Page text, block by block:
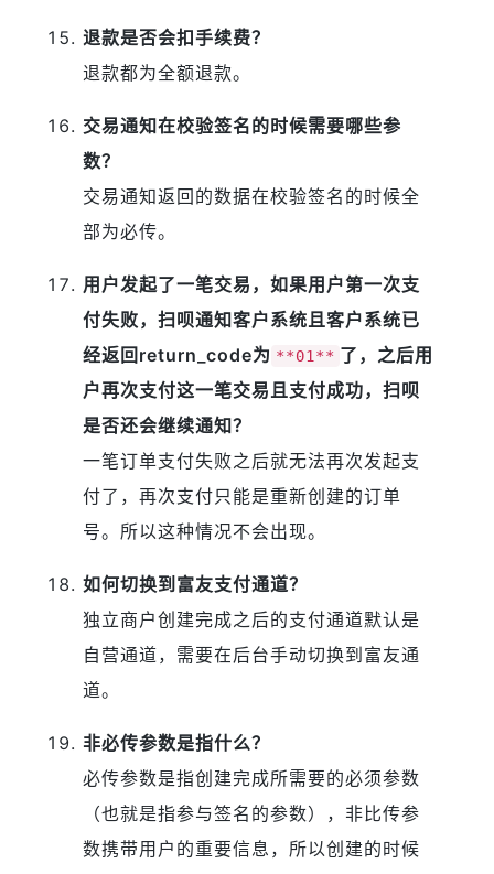
退款是否会扣手续费？
退款都为全额退款。
交易通知在校验签名的时候需要哪些参
数？
交易通知返回的数据在校验签名的时候全
部为必传。
用户发起了一笔交易，如果用户第一次支
付失败，扫呗通知客户系统且客户系统已
经返回return_code为 **01** 了，之后用
户再次支付这一笔交易且支付成功，扫呗
是否还会继续通知？
一笔订单支付失败之后就无法再次发起支
付了，再次支付只能是重新创建的订单
号。所以这种情况不会出现。
如何切换到富友支付通道？
独立商户创建完成之后的支付通道默认是
自营通道，需要在后台手动切换到富友通
道。
非必传参数是指什么？
必传参数是指创建完成所需要的必须参数
（也就是指参与签名的参数），非比传参
数携带用户的重要信息，所以创建的时候